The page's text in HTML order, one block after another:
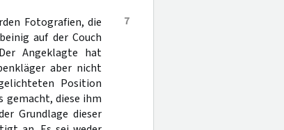
7
Fotografien, die
auf der Couch
Angeklagte hat
aber nicht
Position
gemacht, diese ihm
Grundlage dieser